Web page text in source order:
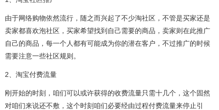
由于网络购物依然流行，随之而兴起了不少淘社区，不管是买家还是
卖家都喜欢泡社区，买家希望找到自己需要的商品，卖家则在此推广
自己的商品，每一个人都有可能成为你的潜在客户，不过推广的时候
需要注意一些社区规则。
2、淘宝付费流量
刚开始的时刻，咱们可以或许获得的收费流量只需十几个，这个固然
对咱们来说还不敷，这个时刻咱们必要经由过程付费流量来停止引